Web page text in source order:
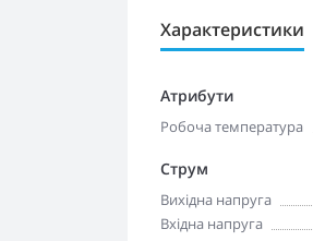
Характеристики
Атрибути
Робоча температура
Струм
Вихідна напруга
Вхідна напруга